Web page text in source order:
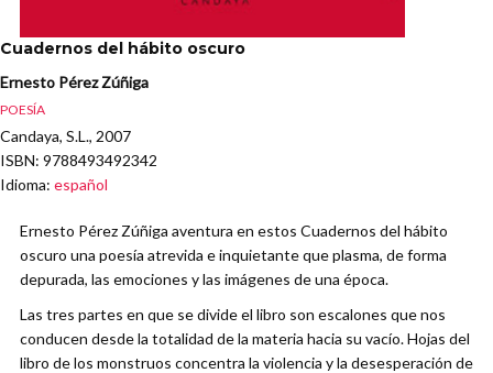
Cuadernos del hábito oscuro
Ernesto Pérez Zúñiga
POESÍA
Candaya, S.L., 2007
ISBN: 9788493492342
Idioma: español
Ernesto Pérez Zúñiga aventura en estos Cuadernos del hábito
oscuro una poesía atrevida e inquietante que plasma, de forma
depurada, las emociones y las imágenes de una época.
Las tres partes en que se divide el libro son escalones que nos
conducen desde la totalidad de la materia hacia su vacío. Hojas del
libro de los monstruos concentra la violencia y la desesperación de